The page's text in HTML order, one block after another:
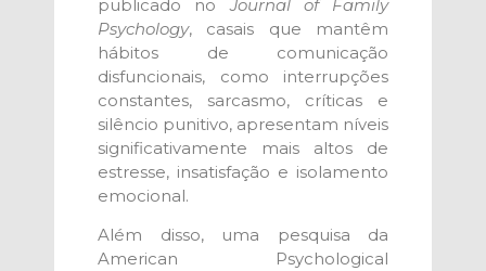
publicado noJournal of Family
Psychology, casais que mantêm
hábitos de comunicação
disfuncionais, como interrupções
constantes, sarcasmo, críticas e
silêncio punitivo, apresentam níveis
significativamente mais altos de
estresse, insatisfação e isolamento
emocional.
Além disso, uma pesquisa da
American Psychological